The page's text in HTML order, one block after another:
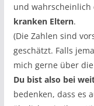
und wahrscheinlich
kranken Eltern.
(Die Zahlen sind
geschätzt. Falls
mich gerne über
Du bist also bei
bedenken, dass es